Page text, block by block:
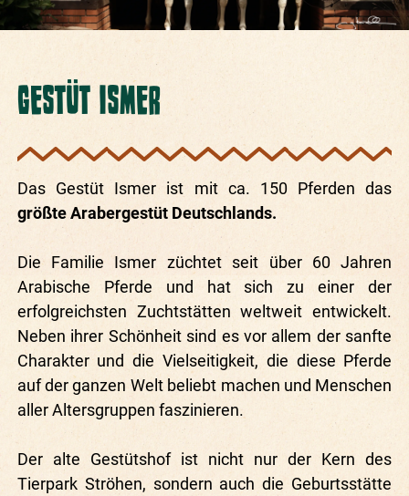
GESTÜT ISMER
Das Gestüt Ismer ist mit ca. 150 Pferden das
größte Arabergestüt Deutschlands.
Die Familie Ismer züchtet seit über 60 Jahren
Arabische Pferde und hat sich zu einer der
erfolgreichsten Zuchtstätten weltweit entwickelt.
Neben ihrer Schönheit sind es vor allem der sanfte
Charakter und die Vielseitigkeit, die diese Pferde
auf der ganzen Welt beliebt machen und Menschen
aller Altersgruppen faszinieren.
Der alte Gestütshof ist nicht nur der Kern des
Tierpark Ströhen, sondern auch die Geburtsstätte